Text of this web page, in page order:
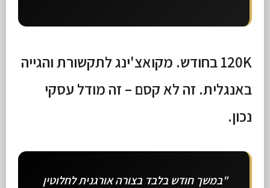
120K בחודש. מקואצ'ינג לתקשורת והגייה
באנגלית. זה לא קסם – זה מודל עסקי
נכון.
"במשך חודש בלבד בצורה אורגנית לחלוטין